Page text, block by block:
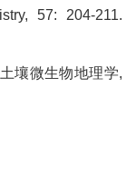
57: 204-211.
壤微生物地理学,